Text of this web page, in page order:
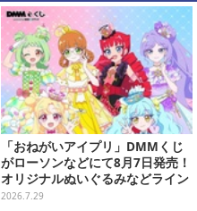
「おねがいアイプリ」DMMくじ
がローソンなどにて8月7日発売！
オリジナルぬいぐるみなどライン
ナップ、各等賞にスペシャルアイ
2026.7.29